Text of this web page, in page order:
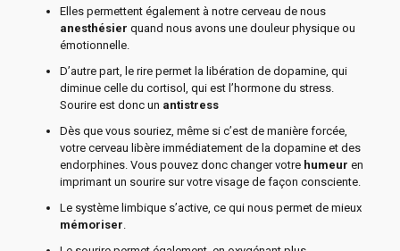
Elles permettent également à notre cerveau de nous
anesthésier quand nous avons une douleur physique ou
émotionnelle.
D’autre part, le rire permet la libération de dopamine, qui
diminue celle du cortisol, qui est l’hormone du stress.
Sourire est donc un antistress
Dès que vous souriez, même si c’est de manière forcée,
votre cerveau libère immédiatement de la dopamine et des
endorphines. Vous pouvez donc changer votre humeur en
imprimant un sourire sur votre visage de façon consciente.
Le système limbique s’active, ce qui nous permet de mieux
mémoriser.